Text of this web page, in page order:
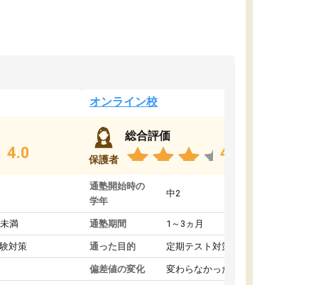
4.0
満
対策
オンライン校
保護者
総合評価
4.4
通塾開始時の
学年
中2
通塾期間 1～3ヵ月
通った目的 定期テスト対策
偏差値の変化 変わらなかった